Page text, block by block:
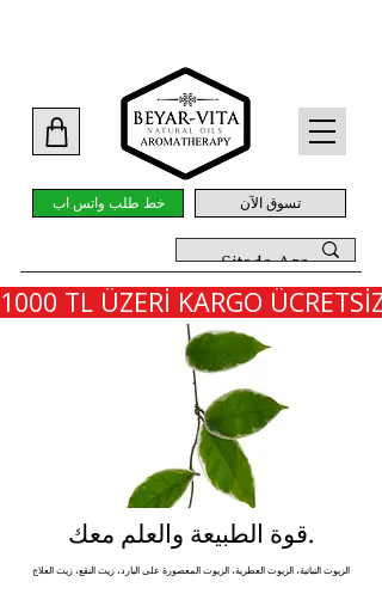
خط طلب واتس اب تسوق الآن
1000 TL ÜZERİ KARGO
قوة الطبيعة والعلم معك.
الزيوت النباتية، الزيوت العطرية، الزيوت المعصورة على البارد، زيت النقع، زيت العلاج